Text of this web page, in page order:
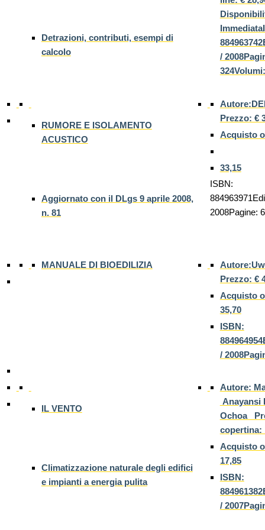
Detrazioni, contributi, esempi di
calcolo
/
RUMORE E ISOLAMENTO
ACUSTICO
Aggiornato con il DLgs 9 aprile 2008,
n. 81
Prezzo: €
Acquisto
33,15
ISBN:
2008Pagine:
MANUALE DI BIOEDILIZIA
Prezzo: €
Acquisto
35,70
ISBN:
/
IL VENTO
Climatizzazione naturale degli edifici
e impianti a energia pulita
Autore:
Anayansi
Ochoa
copertina:
Acquisto
17,85
ISBN:
/